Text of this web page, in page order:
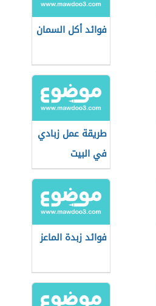
فوائد أكل السمان
طريقة عمل زبادي
في البيت
فوائد زبدة الماعز